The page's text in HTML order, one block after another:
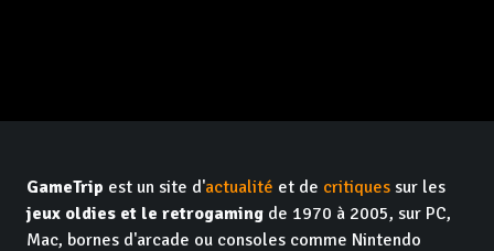
GameTrip est un site d'actualité et de critiques sur les
jeux oldies et le retrogaming de 1970 à 2005, sur PC,
Mac, bornes d'arcade ou consoles comme Nintendo